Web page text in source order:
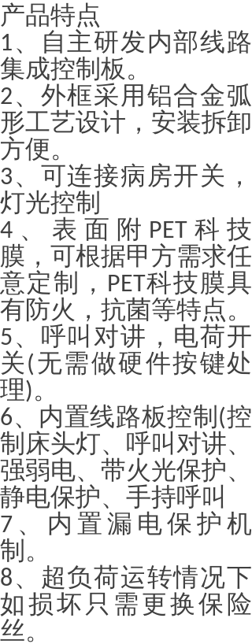
产品特点
1、自主研发内部线路
集成控制板。
2、外框采用铝合金弧
形工艺设计，安装拆卸
方便。
3、可连接病房开关，
灯光控制
4 、表面附 PET 科技
膜，可根据甲方需求任
意定制， PET科技膜具
有防火，抗菌等特点。
5、呼叫对讲，电荷开
关( 无需做硬件按键处
理)。
6、内置线路板控制 (控
制床头灯、呼叫对讲、
强弱电、带火光保护、
静电保护、手持呼叫
7 、内置漏电保护机
制。
8、超负荷运转情况下
如损坏只需更换保险
丝。